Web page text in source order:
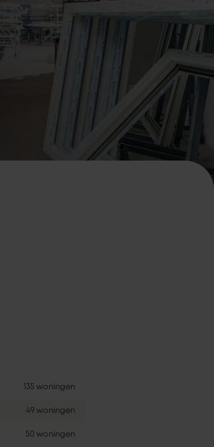
135 woningen
49 woningen
50 woningen